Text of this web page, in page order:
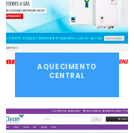
AQUECIMENTO
CENTRAL